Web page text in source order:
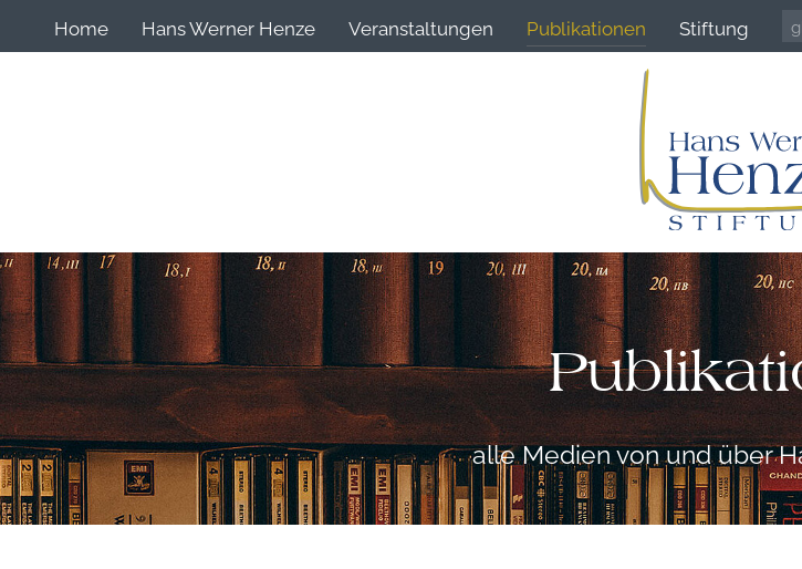
Home Hans Werner Henze Veranstaltungen Publikationen Stiftung
alle Medien von und über